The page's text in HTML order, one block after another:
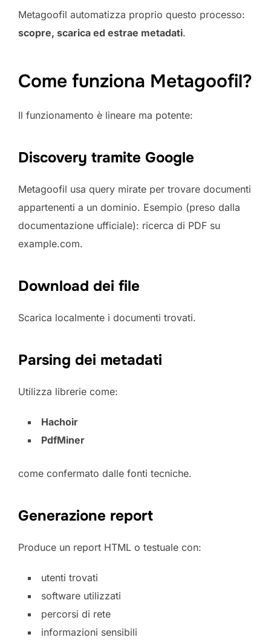
Metagoofil automatizza proprio questo processo:
scopre, scarica ed estrae metadati.
Come funziona Metagoofil?
Il funzionamento è lineare ma potente:
Discovery tramite Google
Metagoofil usa query mirate per trovare documenti
appartenenti a un dominio. Esempio (preso dalla
documentazione ufficiale): ricerca di PDF su
example.com.
Download dei file
Scarica localmente i documenti trovati.
Parsing dei metadati
Utilizza librerie come:
Hachoir
PdfMiner
come confermato dalle fonti tecniche.
Generazione report
Produce un report HTML o testuale con:
utenti trovati
software utilizzati
percorsi di rete
informazioni sensibili